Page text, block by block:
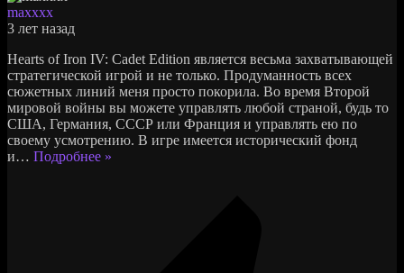
maxxxx
3 лет назад
Hearts of Iron IV: Cadet Edition является весьма захватывающей
стратегической игрой и не только. Продуманность всех
сюжетных линий меня просто покорила. Во время Второй
мировой войны вы можете управлять любой страной, будь то
США, Германия, СССР или Франция и управлять ею по
своему усмотрению. В игре имеется исторический фонд
и… Подробнее »